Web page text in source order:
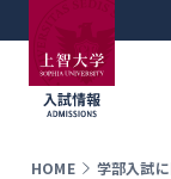
HOME 学部入試